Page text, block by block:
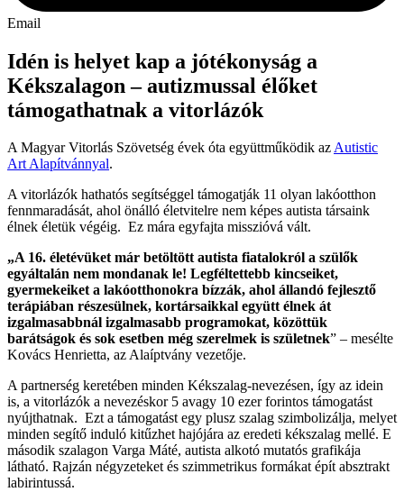
Email
Idén is helyet kap a jótékonyság a
Kékszalagon – autizmussal élőket
támogathatnak a vitorlázók​​​​​​​
A Magyar Vitorlás Szövetség évek óta együttműködik azAutistic
Art Alapítvánnyal.
A vitorlázók hathatós segítséggel támogatják 11 olyan lakóotthon
fennmaradását, ahol önálló életvitelre nem képes autista társaink
élnek életük végéig. Ez mára egyfajta misszióvá vált.
„A 16. életévüket már betöltött autista fiatalokról a szülők
egyáltalán nem mondanak le! Legféltettebb kincseiket,
gyermekeiket a lakóotthonokra bízzák, ahol állandó fejlesztő
terápiában részesülnek, kortársaikkal együtt élnek át
izgalmasabbnál izgalmasabb programokat, közöttük
barátságok és sok esetben még szerelmek is születnek” – mesélte
Kovács Henrietta, az Alaíptvány vezetője.
A partnerség keretében minden Kékszalag-nevezésen, így az idein
is, a vitorlázók a nevezéskor 5 avagy 10 ezer forintos támogatást
nyújthatnak. Ezt a támogatást egy plusz szalag szimbolizálja, melyet
minden segítő induló kitűzhet hajójára az eredeti kékszalag mellé. E
második szalagon Varga Máté, autista alkotó mutatós grafikája
látható. Rajzán négyzeteket és szimmetrikus formákat épít absztrakt
labirintussá.